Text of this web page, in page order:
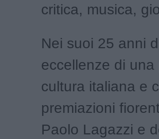
critica, musica,
Nei suoi 25 anni
eccellenze di
cultura italiana e
premiazioni
Paolo Lagazzi e